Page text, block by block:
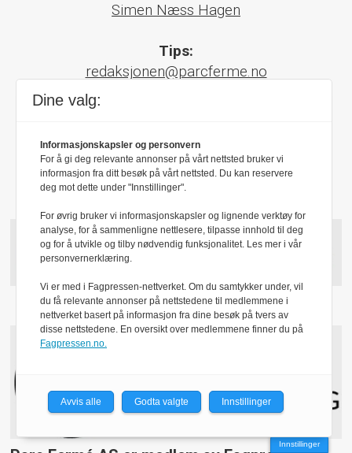
Simen Næss Hagen
Tips:
redaksjonen@parcferme.no
Utgiver:
Simedia AS
Innstillinger
Dine valg:
Informasjonskapsler og personvern
For å gi deg relevante annonser på vårt nettsted bruker vi
informasjon fra ditt besøk på vårt nettsted. Du kan reservere
deg mot dette under "Innstillinger".
For øvrig bruker vi informasjonskapsler og lignende verktøy for
analyse, for å sammenligne nettlesere, tilpasse innhold til deg
og for å utvikle og tilby nødvendig funksjonalitet. Les mer i vår
personvernerklæring.
Vi er med i Fagpressen-nettverket. Om du samtykker under, vil
du få relevante annonser på nettstedene til medlemmene i
nettverket basert på informasjon fra dine besøk på tvers av
disse nettstedene. En oversikt over medlemmene finner du på
Fagpressen.no.
Avvis alle Godta valgte Innstillinger